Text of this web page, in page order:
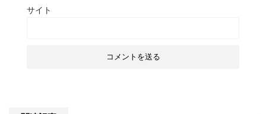
サイト